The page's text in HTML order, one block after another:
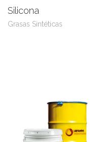
Silicona
Grasas Sintéticas